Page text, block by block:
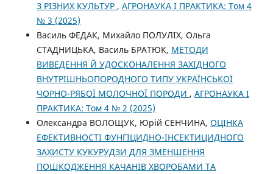
З РІЗНИХ КУЛЬТУР , АГРОНАУКА І ПРАКТИКА: Том 4
№ 3 (2025)
Василь ФЕДАК, Михайло ПОЛУЛІХ, Ольга
СТАДНИЦЬКА, Василь БРАТЮК, МЕТОДИ
ВИВЕДЕННЯ Й УДОСКОНАЛЕННЯ ЗАХІДНОГО
ВНУТРІШНЬОПОРОДНОГО ТИПУ УКРАЇНСЬКОЇ
ЧОРНО-РЯБОЇ МОЛОЧНОЇ ПОРОДИ , АГРОНАУКА І
ПРАКТИКА: Том 4 № 2 (2025)
Олександра ВОЛОЩУК, Юрій СЕНЧИНА, ОЦІНКА
ЕФЕКТИВНОСТІ ФУНГІЦИДНО-ІНСЕКТИЦИДНОГО
ЗАХИСТУ КУКУРУДЗИ ДЛЯ ЗМЕНШЕННЯ
ПОШКОДЖЕННЯ КАЧАНІВ ХВОРОБАМИ ТА